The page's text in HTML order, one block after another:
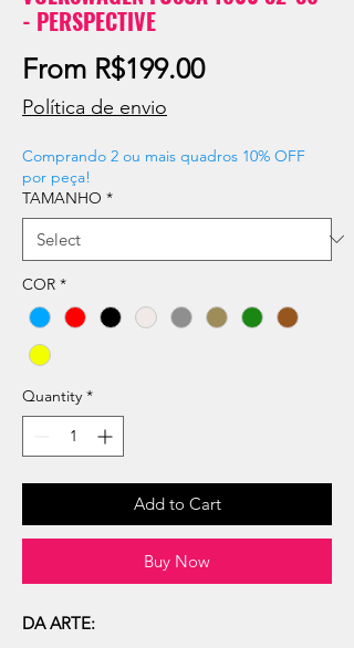
- PERSPECTIVE
From R$199.00Sale
Política de envio
Comprando 2 ou mais quadros 10% OFF
por peça!
TAMANHO *
COR *
Quantity *
Add to Cart
Buy Now
DA ARTE: